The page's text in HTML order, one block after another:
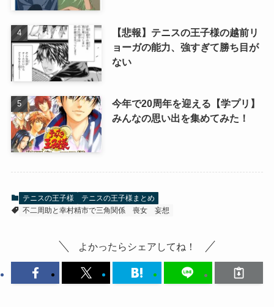
【悲報】テニスの王子様の越前リ
ョーガの能力、強すぎて勝ち目が
ない
今年で20周年を迎える【学プリ】
みんなの思い出を集めてみた！
テニスの王子様
テニスの王子様まとめ
不二周助と幸村精市で三角関係
喪女 妄想
よかったらシェアしてね！